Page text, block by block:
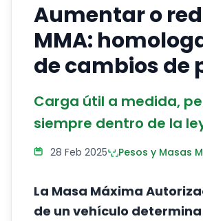
Aumentar o
MMA:
de cambios de
Carga útil a medida,
siempre dentro de la
28 Feb 2025 Pesos y Masas
La Masa Máxima
de un vehículo